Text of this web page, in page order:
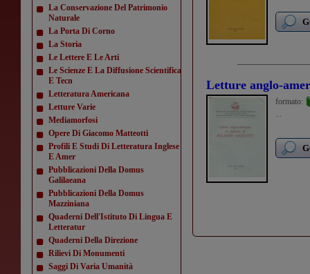
La Conservazione Del Patrimonio
Naturale
La Porta Di Corno
La Storia
Le Lettere E Le Arti
Le Scienze E La Diffusione Scientifica
E Tecn
Letteratura Americana
Letture Varie
Mediamorfosi
Opere Di Giacomo Matteotti
Profili E Studi Di Letteratura Inglese
E Amer
Pubblicazioni Della Domus
Galilaeana
Pubblicazioni Della Domus
Mazziniana
Quaderni Dell'Istituto Di Lingua E
Letteratur
Quaderni Della Direzione
Rilievi Di Monumenti
Saggi Di Varia Umanità
Letture anglo-
formato:
...